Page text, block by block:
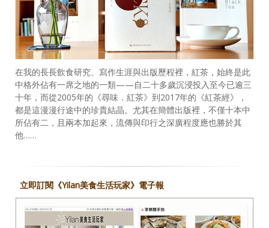
在我的長長飲食研究、寫作生涯與出版歷程裡，紅茶，始終是此
中格外佔有一席之地的一類——自二十多歲沉浸投入至今已逾三
十年，而從2005年的《尋味．紅茶》到2017年的《紅茶經》，
都是這漫漫行途中的珍貴結晶。尤其在簡體出版裡，不僅十本中
所佔有二，且兩本加起來，流傳與印行之深廣程度應也勝於其
他……
立即訂閱《Yilan美食生活玩家》電子報